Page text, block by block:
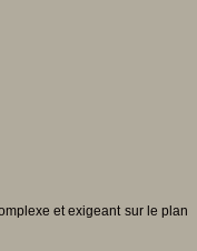
et exigeant sur le plan